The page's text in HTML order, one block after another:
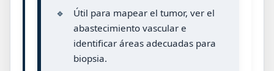
🔹
Útil para mapear el tumor, ver el
abastecimiento vascular e
identificar áreas adecuadas para
biopsia.